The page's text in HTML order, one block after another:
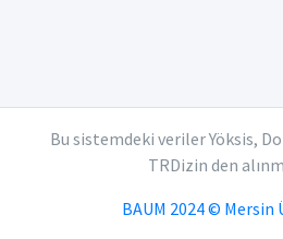
Bu sistemdeki veriler Yöksis,
TRDizin den
BAUM 2024 © Mersin